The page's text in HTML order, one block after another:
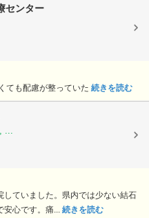
センター
ても配慮が整っていた 続きを読む
...
ていました。県内では少ない結石
安心です。痛... 続きを読む